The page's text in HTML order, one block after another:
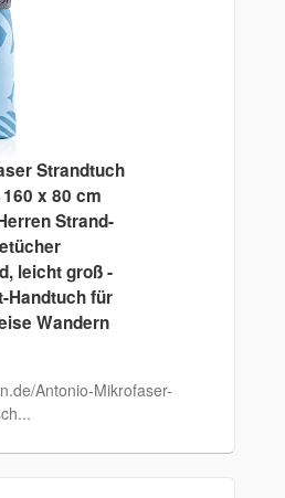
Strandtuch
x 80 cm
Strand-
leicht groß -
Handtuch für
Wandern
Antonio-Mikrofaser-